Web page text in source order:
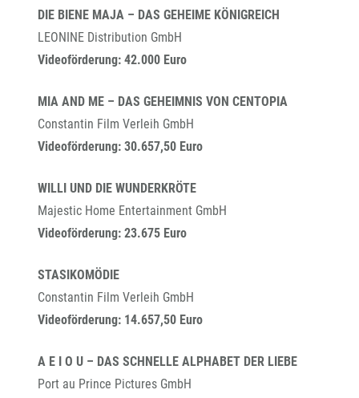
DIE BIENE MAJA – DAS GEHEIME KÖNIGREICH
LEONINE Distribution GmbH
Videoförderung: 42.000 Euro
MIA AND ME – DAS GEHEIMNIS VON CENTOPIA
Constantin Film Verleih GmbH
Videoförderung: 30.657,50 Euro
WILLI UND DIE WUNDERKRÖTE
Majestic Home Entertainment GmbH
Videoförderung: 23.675 Euro
STASIKOMÖDIE
Constantin Film Verleih GmbH
Videoförderung: 14.657,50 Euro
A E I O U – DAS SCHNELLE ALPHABET DER LIEBE
Port au Prince Pictures GmbH